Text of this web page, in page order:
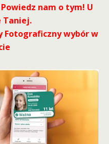
nam o tym! U
Taniej.
Fotograficzny wybór w